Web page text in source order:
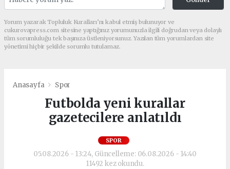
Yorum yazarak Topluluk Kuralları’nı kabul etmiş bulunuyor ve
cukurovapress.com sitesine yaptığınız yorumunuzla ilgili doğrudan veya dolaylı
tüm sorumluluğu tek başınıza üstleniyorsunuz. Yazılan tüm yorumlardan site
yönetimi hiçbir şekilde sorumlu tutulamaz.
Anasayfa Spor
Futbolda yeni kurallar
gazetecilere anlatıldı
SPOR
05.08.2026 - 13:24, Güncelleme: 06.08.2026 - 14:40
11492 kez okundu.